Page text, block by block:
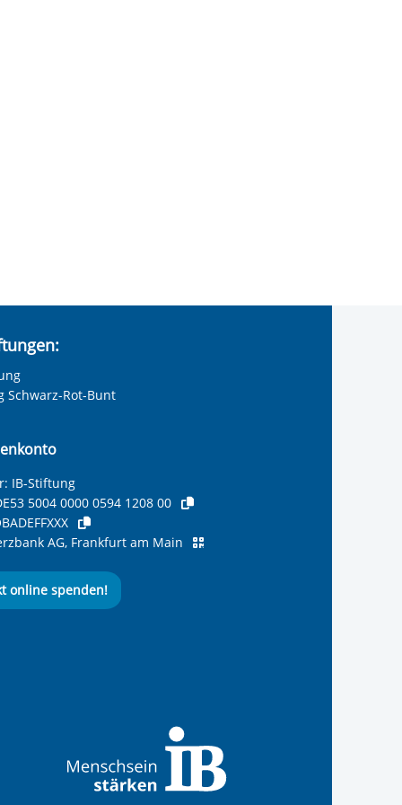
Schwarz-Rot-Bunt
IB-Stiftung
5004 0000 0594 1208 00
AG, Frankfurt am Main
online spenden!
BundBund
Bund
Internationalen
Internationalen
Internationalen
des